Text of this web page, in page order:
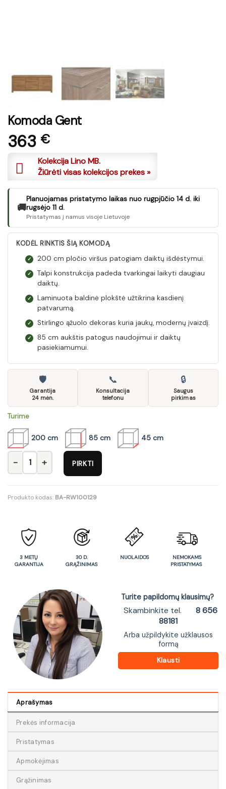
Komoda Gent
363 €
Kolekcija Lino MB.
Žiūrėti visas kolekcijos prekes »
🚚
Planuojamas pristatymo laikas nuo rugpjūčio 14 d. iki
rugsėjo 11 d.
Pristatymas į namus visoje Lietuvoje
KODĖL RINKTIS ŠIĄ KOMODĄ
✓ 200 cm pločio viršus patogiam daiktų išdėstymui.
✓
Talpi konstrukcija padeda tvarkingai laikyti daugiau
daiktų.
✓
Laminuota baldinė plokštė užtikrina kasdienį
patvarumą.
✓ Stirlingo ąžuolo dekoras kuria jaukų, modernų įvaizdį.
✓
85 cm aukštis patogus naudojimui ir daiktų
pasiekiamumui.
🛡
Garantija
24 mėn.
📞
Konsultacija
telefonu
🔒
Saugus
pirkimas
Turime
200 cm 85 cm 45 cm
produkto kiekis: Komoda Gent
PIRKTI
Produkto kodas: BA-RW100129
3 METŲ
GARANTIJA
30 D.
GRĄŽINIMAS
NUOLAIDOS
NEMOKAMS
PRISTATYMAS
Turite papildomų klausimų?
Skambinkite tel.
8 656
88181
Arba užpildykite užklausos
formą
Klausti
Aprašymas
Prekės informacija
Pristatymas
Apmokėjimas
Grąžinimas